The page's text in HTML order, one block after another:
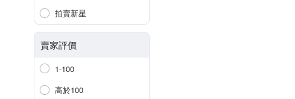
拍賣新星
賣家評價
1-100
高於100